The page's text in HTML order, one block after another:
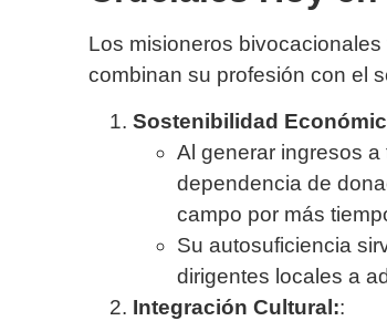
Los misioneros
combinan su profesión con el
Sostenibilidad
Al generar ingresos
dependencia de
campo por más
Su autosuficiencia
dirigentes locales a
Integración Cultural::